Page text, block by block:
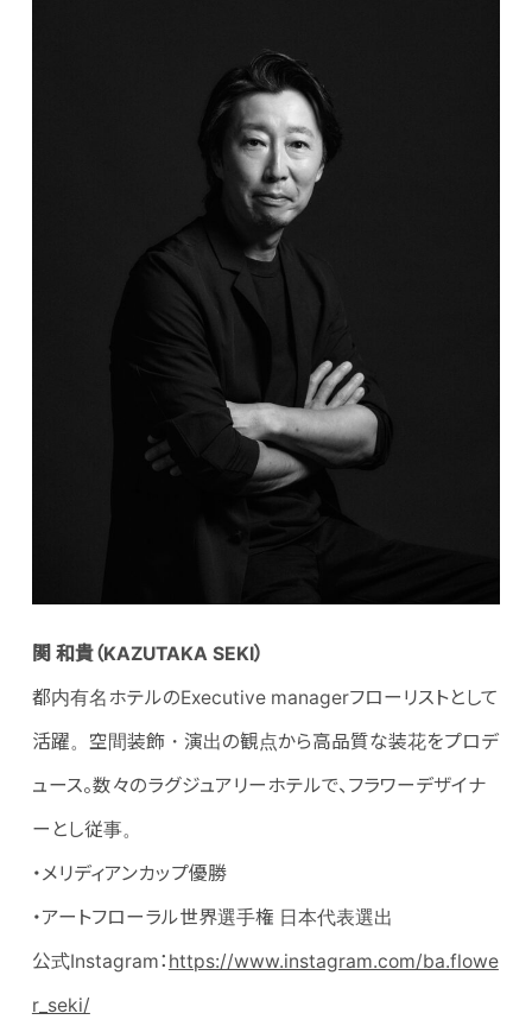
関 和貴（KAZUTAKA SEKI）
都内有名ホテルのExecutive managerフローリストとして
活躍。空間装飾・演出の観点から高品質な装花をプロデ
ュース。数々のラグジュアリーホテルで、フラワーデザイナ
ーとし従事。
・メリディアンカップ優勝
・アートフローラル世界選手権 日本代表選出
公式Instagram： https://www.instagram.com/ba.flowe
r_seki/